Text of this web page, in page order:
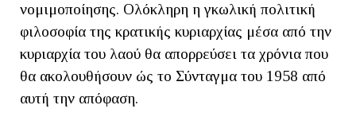
νομιμοποίησης. Ολόκληρη η γκωλική πολιτική
φιλοσοφία της κρατικής κυριαρχίας μέσα από την
κυριαρχία του λαού θα απορρεύσει τα χρόνια που
θα ακολουθήσουν ώς το Σύνταγμα του 1958 από
αυτή την απόφαση.